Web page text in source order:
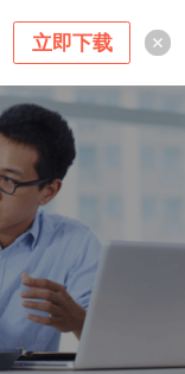
立即下载